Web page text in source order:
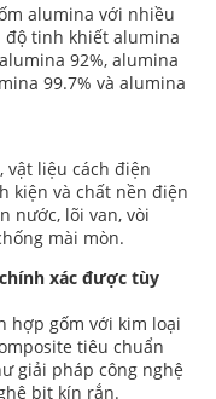
alumina với nhiều
độ tinh khiết alumina
92%, alumina
99.7% và alumina
vật liệu cách điện
kiện và chất nền điện
nước, lõi van, vòi
mài mòn.
xác được tùy
hợp gốm với kim loại
tiêu chuẩn
giải pháp công nghệ
bịt kín rắn.